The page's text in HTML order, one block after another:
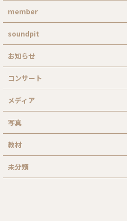
member
soundpit
お知らせ
コンサート
メディア
写真
教材
未分類